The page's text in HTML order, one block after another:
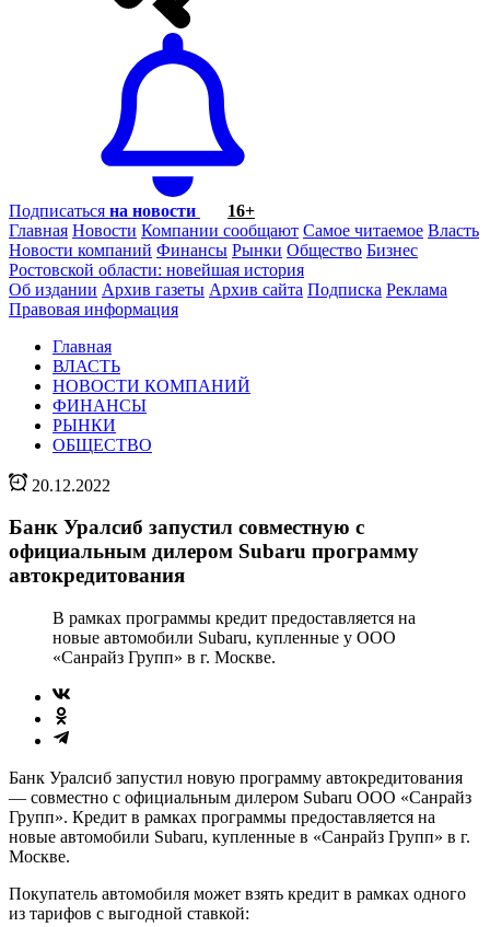
Подписаться на новости
16+
Главная Новости Компании сообщают Самое читаемое Власть
Новости компаний Финансы Рынки Общество Бизнес
Ростовской области: новейшая история
Об издании Архив газеты Архив сайта Подписка Реклама
Правовая информация
Главная
ВЛАСТЬ
НОВОСТИ КОМПАНИЙ
ФИНАНСЫ
РЫНКИ
ОБЩЕСТВО
20.12.2022
Банк Уралсиб запустил совместную с
официальным дилером Subaru программу
автокредитования
В рамках программы кредит предоставляется на
новые автомобили Subaru, купленные у ООО
«Санрайз Групп» в г. Москве.
Банк Уралсиб запустил новую программу автокредитования
— совместно с официальным дилером Subaru ООО «Санрайз
Групп». Кредит в рамках программы предоставляется на
новые автомобили Subaru, купленные в «Санрайз Групп» в г.
Москве.
Покупатель автомобиля может взять кредит в рамках одного
из тарифов с выгодной ставкой: